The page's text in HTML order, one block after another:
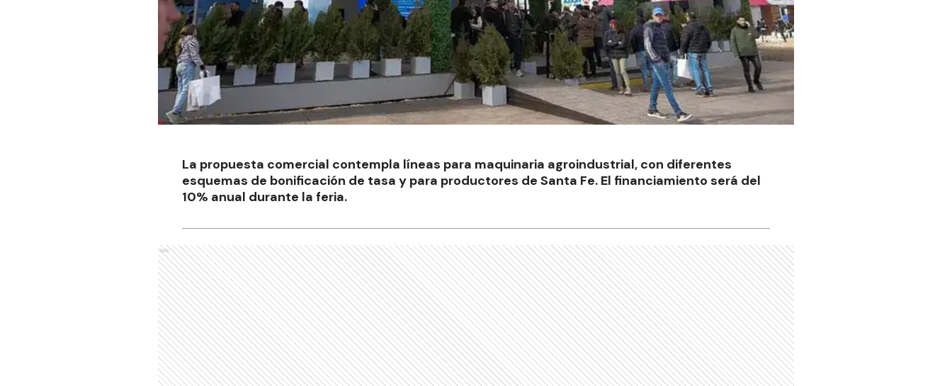
La propuesta comercial contempla líneas para maquinaria agroindustrial, con diferentes
esquemas de bonificación de tasa y para productores de Santa Fe. El financiamiento será del
10% anual durante la feria.
Ads